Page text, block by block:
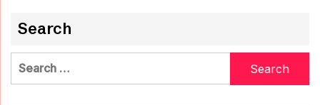
Search
Search